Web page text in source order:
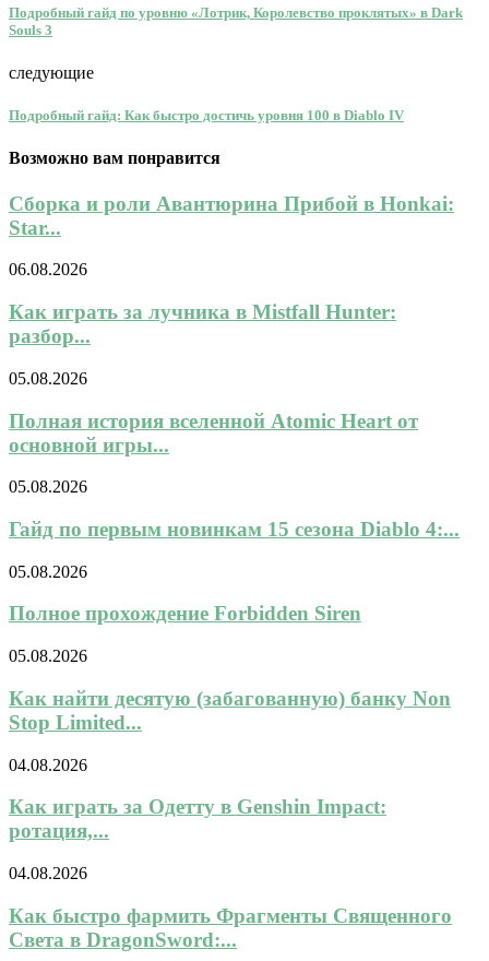
Подробный гайд по уровню «Лотрик, Королевство проклятых» в Dark
Souls 3
следующие
Подробный гайд: Как быстро достичь уровня 100 в Diablo IV
Возможно вам понравится
Сборка и роли Авантюрина Прибой в Honkai:
Star...
06.08.2026
Как играть за лучника в Mistfall Hunter:
разбор...
05.08.2026
Полная история вселенной Atomic Heart от
основной игры...
05.08.2026
Гайд по первым новинкам 15 сезона Diablo 4:...
05.08.2026
Полное прохождение Forbidden Siren
05.08.2026
Как найти десятую (забагованную) банку Non
Stop Limited...
04.08.2026
Как играть за Одетту в Genshin Impact:
ротация,...
04.08.2026
Как быстро фармить Фрагменты Священного
Света в DragonSword:...